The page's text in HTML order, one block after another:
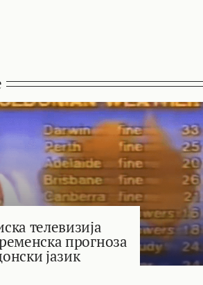
телевизија
прогноза
јазик